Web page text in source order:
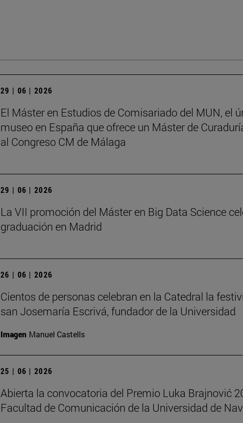
29 | 06 | 2026
El Máster en Estudios de Comisariado del MUN, el
museo en España que ofrece un Máster de
al Congreso CM de Málaga
29 | 06 | 2026
La VII promoción del Máster en Big Data Science
graduación en Madrid
26 | 06 | 2026
Cientos de personas celebran en la Catedral la
san Josemaría Escrivá, fundador de la Universidad
Imagen Manuel Castells
25 | 06 | 2026
Abierta la convocatoria del Premio Luka Brajnović
Facultad de Comunicación de la Universidad de